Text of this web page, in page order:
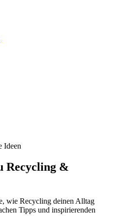
Ideen
Recycling &
wie Recycling deinen Alltag
Tipps und inspirierenden